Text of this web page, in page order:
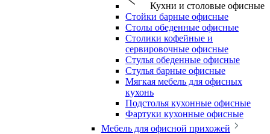
Кухни и столовые офисные
Стойки барные офисные
Столы обеденные офисные
Столики кофейные и
сервировочные офисные
Стулья обеденные офисные
Стулья барные офисные
Мягкая мебель для офисных
кухонь
Подстолья кухонные офисные
Фартуки кухонные офисные
Мебель для офисной прихожей